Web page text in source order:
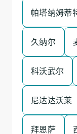
帕塔纳姆蒂
久纳尔
科沃武尔
尼达达沃莱
拜恩萨